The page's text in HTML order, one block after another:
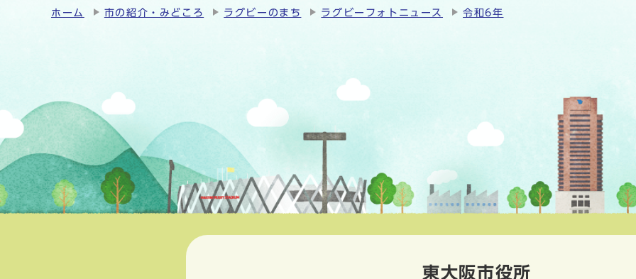
ホーム 市の紹介・みどころ ラグビーのまち ラグビーフォトニュース 令和6年
東大阪市役所